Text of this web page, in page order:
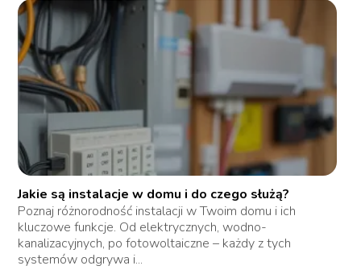
Jakie są instalacje w domu i do czego służą?
Poznaj różnorodność instalacji w Twoim domu i ich
kluczowe funkcje. Od elektrycznych, wodno-
kanalizacyjnych, po fotowoltaiczne – każdy z tych
systemów odgrywa i...